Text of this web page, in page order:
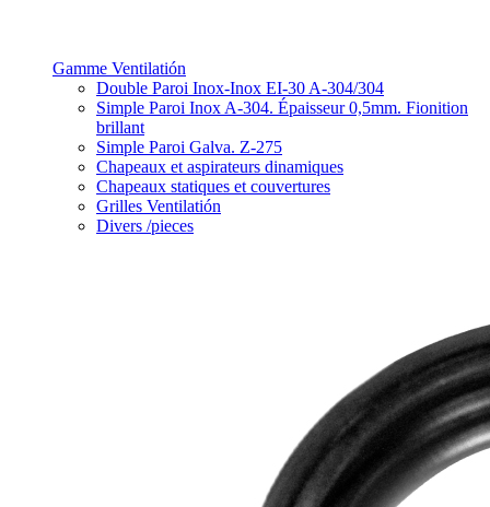
Gamme Ventilatión
Double Paroi Inox-Inox EI-30 A-304/304
Simple Paroi Inox A-304. Épaisseur 0,5mm. Fionition
brillant
Simple Paroi Galva. Z-275
Chapeaux et aspirateurs dinamiques
Chapeaux statiques et couvertures
Grilles Ventilatión
Divers /pieces